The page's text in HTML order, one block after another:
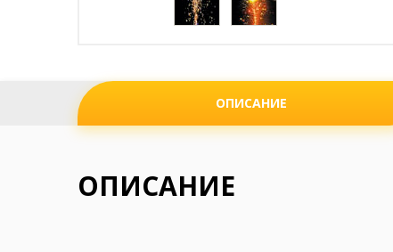
ОПИСАНИЕ
ОПИСАНИЕ